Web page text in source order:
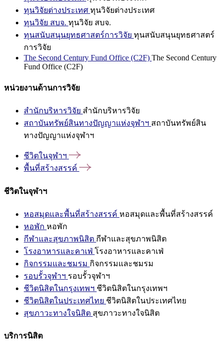
ทุนวิจัยต่างประเทศ ทุนวิจัยต่างประเทศ
ทุนวิจัย สบจ. ทุนวิจัย สบจ.
ทุนสนับสนุนยุทธศาสตร์การวิจัย ทุนสนับสนุนยุทธศาสตร์
การวิจัย
The Second Century Fund Office (C2F) The Second Century
Fund Office (C2F)
หน่วยงานด้านการวิจัย
สำนักบริหารวิจัย สำนักบริหารวิจัย
สถาบันทรัพย์สินทางปัญญาแห่งจุฬาฯ สถาบันทรัพย์สิน
ทางปัญญาแห่งจุฬาฯ
ชีวิตในจุฬาฯ
พื้นที่สร้างสรรค์
ชีวิตในจุฬาฯ
หอสมุดและพื้นที่สร้างสรรค์ หอสมุดและพื้นที่สร้างสรรค์
หอพัก หอพัก
กีฬาและสุขภาพนิสิต กีฬาและสุขภาพนิสิต
โรงอาหารและคาเฟ่ โรงอาหารและคาเฟ่
กิจกรรมและชมรม กิจกรรมและชมรม
รอบรั้วจุฬาฯ รอบรั้วจุฬาฯ
ชีวิตนิสิตในกรุงเทพฯ ชีวิตนิสิตในกรุงเทพฯ
ชีวิตนิสิตในประเทศไทย ชีวิตนิสิตในประเทศไทย
สุขภาวะทางใจนิสิต สุขภาวะทางใจนิสิต
บริการนิสิต